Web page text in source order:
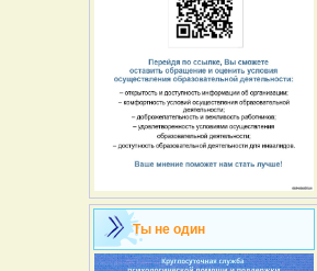
Ты не один